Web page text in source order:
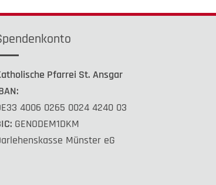
Pfarrei St. Ansgar
4006 0265 0024 4240 03
GENODEM1DKM
Münster eG